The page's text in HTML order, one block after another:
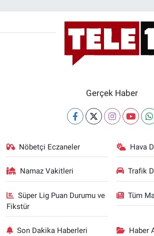
Gerçek Haber
Nöbetçi Eczaneler Hava
Namaz Vakitleri Trafik
Süper Lig Puan Durumu ve
Fikstür
Tüm
Son Dakika Haberleri Haber